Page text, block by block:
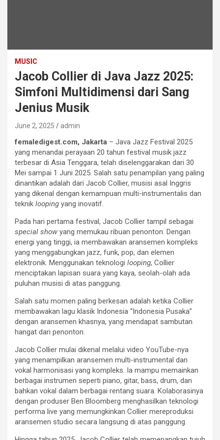
MUSIC
Jacob Collier di Java Jazz 2025:
Simfoni Multidimensi dari Sang
Jenius Musik
June 2, 2025 admin
femaledigest.com, Jakarta – Java Jazz Festival 2025
yang menandai perayaan 20 tahun festival musik jazz
terbesar di Asia Tenggara, telah diselenggarakan dari 30
Mei sampai 1 Juni 2025. Salah satu penampilan yang paling
dinantikan adalah dari Jacob Collier, musisi asal Inggris
yang dikenal dengan kemampuan multi-instrumentalis dan
teknik looping yang inovatif.
Pada hari pertama festival, Jacob Collier tampil sebagai
special show yang memukau ribuan penonton. Dengan
energi yang tinggi, ia membawakan aransemen kompleks
yang menggabungkan jazz, funk, pop, dan elemen
elektronik. Menggunakan teknologi looping, Collier
menciptakan lapisan suara yang kaya, seolah-olah ada
puluhan musisi di atas panggung.
Salah satu momen paling berkesan adalah ketika Collier
membawakan lagu klasik Indonesia “Indonesia Pusaka”
dengan aransemen khasnya, yang mendapat sambutan
hangat dari penonton.
Jacob Collier mulai dikenal melalui video YouTube-nya
yang menampilkan aransemen multi-instrumental dan
vokal harmonisasi yang kompleks. Ia mampu memainkan
berbagai instrumen seperti piano, gitar, bass, drum, dan
bahkan vokal dalam berbagai rentang suara. Kolaborasinya
dengan produser Ben Bloomberg menghasilkan teknologi
performa live yang memungkinkan Collier mereproduksi
aransemen studio secara langsung di atas panggung.